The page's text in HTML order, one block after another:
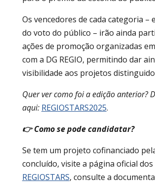
Os vencedores de cada categoria –
do voto do público – irão ainda
ações de promoção organizadas
com a DG REGIO, permitindo dar
visibilidade aos projetos
Quer ver como foi a edição anterior?
aqui: REGIOSTARS2025.
👉 Como se pode candidatar?
Se tem um projeto cofinanciado
concluído, visite a página oficial dos
REGIOSTARS, consulte a